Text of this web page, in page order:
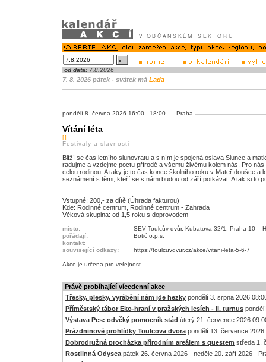
od data: 7.8.2026
7. 8. 2026 pátek - svátek má Lada
pondělí 8. června 2026 16:00 - 18:00 - Praha
Vítání léta
[]
Festivaly a slavnosti
Blíží se čas letního slunovratu a s ním je spojená oslava Slunce a
radujme a vzdejme poctu přírodě a všemu živému kolem nás. Pro
celou rodinou. A taky je to čas konce školního roku v Mateřídoušce
seznámení s těmi, kteří se s námi budou od září potkávat. A tak si to
Vstupné: 200,- za dítě (Úhrada fakturou)
Kde: Rodinné centrum, Rodinné centrum - Zahrada
Věková skupina: od 1,5 roku s doprovodem
místo:
SEV Toulcův dvůr, Kubatova 32/1, Praha 10 –
pořádají:
Botič o.p.s.
kontakt:
související odkazy:
https://toulcuvdvur.cz/akce/vitani-leta-5-6-7
Akce je určena pro veřejnost
Právě probíhající vícedenní akce
Třesky, plesky, vyrábění nám jde hezky pondělí 3. srpna 2026
Příměstský tábor Eko-hraní v pražských lesích - II. turnus
Výstava Pes: odvěký pomocník stád úterý 21. července 2026
Prázdninové prohlídky Toulcova dvora pondělí 13. července
Dobrodružná procházka přírodním areálem s questem středa 1.
Rostlinná Odysea pátek 26. června 2026 - neděle 20. září 2026 -